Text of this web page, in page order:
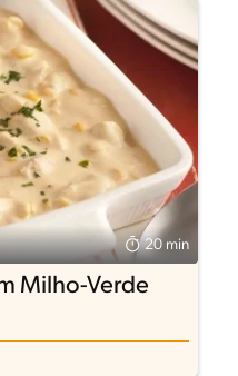
20 min
Milho-Verde